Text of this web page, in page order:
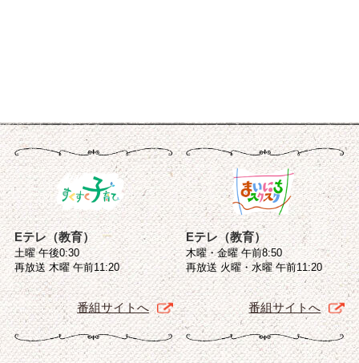
Eテレ（教育）
土曜 午後0:30
再放送 木曜 午前11:20
番組サイトへ
Eテレ（教育）
木曜・金曜 午前8:50
再放送 火曜・水曜 午前11:20
番組サイトへ